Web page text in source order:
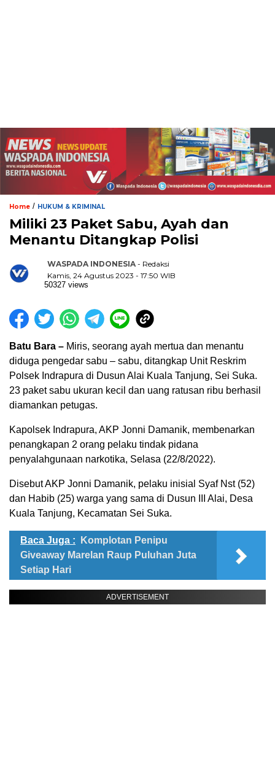
Home / HUKUM & KRIMINAL
Miliki 23 Paket Sabu, Ayah dan
Menantu Ditangkap Polisi
WASPADA INDONESIA - Redaksi
Kamis, 24 Agustus 2023 - 17:50 WIB
50327 views
Batu Bara – Miris, seorang ayah mertua dan menantu
diduga pengedar sabu – sabu, ditangkap Unit Reskrim
Polsek Indrapura di Dusun Alai Kuala Tanjung, Sei Suka.
23 paket sabu ukuran kecil dan uang ratusan ribu berhasil
diamankan petugas.
Kapolsek Indrapura, AKP Jonni Damanik, membenarkan
penangkapan 2 orang pelaku tindak pidana
penyalahgunaan narkotika, Selasa (22/8/2022).
Disebut AKP Jonni Damanik, pelaku inisial Syaf Nst (52)
dan Habib (25) warga yang sama di Dusun III Alai, Desa
Kuala Tanjung, Kecamatan Sei Suka.
Baca Juga :
Komplotan Penipu
Giveaway Marelan Raup Puluhan Juta
Setiap Hari
ADVERTISEMENT